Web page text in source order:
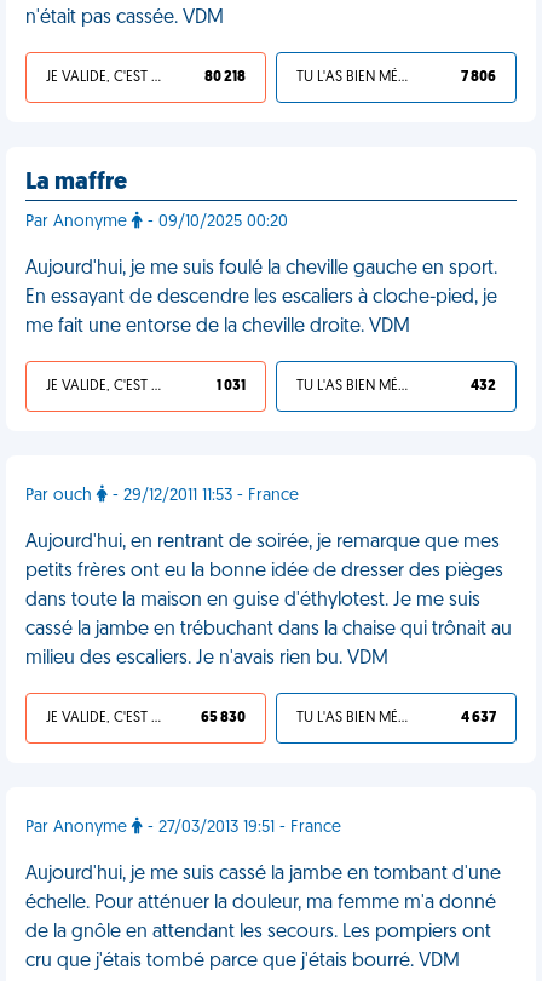
n'était pas cassée. VDM
JE VALIDE, C'EST UNE VDM 80 218 TU L'AS BIEN MÉRITÉ 7 806
La maffre
Par Anonyme - 09/10/2025 00:20
Aujourd'hui, je me suis foulé la cheville gauche en sport.
En essayant de descendre les escaliers à cloche-pied, je
me fait une entorse de la cheville droite. VDM
JE VALIDE, C'EST UNE VDM 1 031 TU L'AS BIEN MÉRITÉ 432
Par ouch - 29/12/2011 11:53 - France
Aujourd'hui, en rentrant de soirée, je remarque que mes
petits frères ont eu la bonne idée de dresser des pièges
dans toute la maison en guise d'éthylotest. Je me suis
cassé la jambe en trébuchant dans la chaise qui trônait au
milieu des escaliers. Je n'avais rien bu. VDM
JE VALIDE, C'EST UNE VDM 65 830 TU L'AS BIEN MÉRITÉ 4 637
Par Anonyme - 27/03/2013 19:51 - France
Aujourd'hui, je me suis cassé la jambe en tombant d'une
échelle. Pour atténuer la douleur, ma femme m'a donné
de la gnôle en attendant les secours. Les pompiers ont
cru que j'étais tombé parce que j'étais bourré. VDM